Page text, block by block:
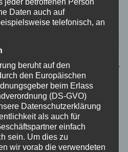
Daten auch auf
telefonisch, an
beruht auf den
den Europäischen
beim Erlass
(DS-GVO)
Datenschutzerklärung
als auch für
einfach
sein. Um dies zu
wir vorab die verwendeten